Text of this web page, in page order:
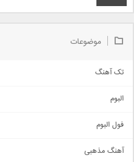
موضوعات
تک آهنگ
اجتماعی
حماسی
البوم
فول البوم
آهنگ مذهبی